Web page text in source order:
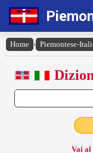
Home › Piemontese-
Vai al